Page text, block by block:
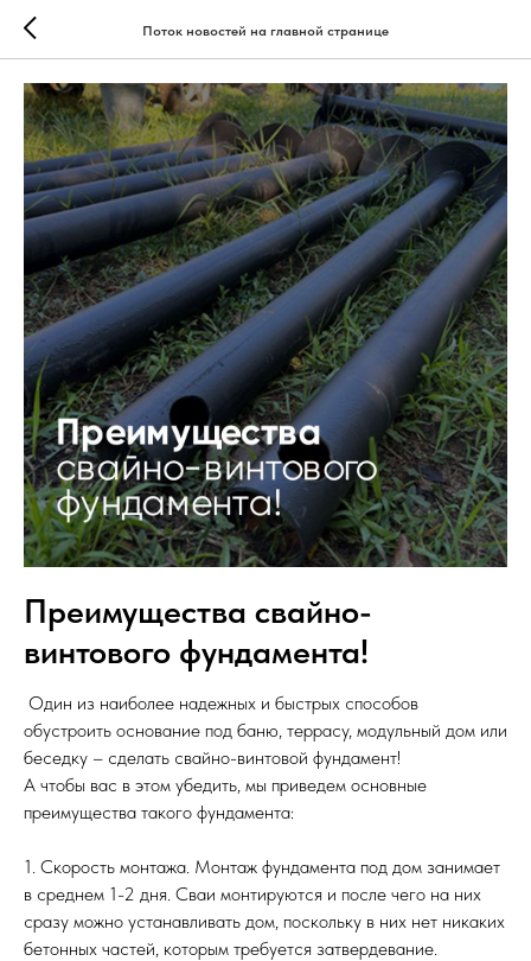
Поток новостей на главной странице
Преимущества свайно-
винтового фундамента!
Один из наиболее надежных и быстрых способов
обустроить основание под баню, террасу, модульный дом или
беседку – сделать свайно-винтовой фундамент!
А чтобы вас в этом убедить, мы приведем основные
преимущества такого фундамента:
1. Скорость монтажа. Монтаж фундамента под дом занимает
в среднем 1-2 дня. Сваи монтируются и после чего на них
сразу можно устанавливать дом, поскольку в них нет никаких
бетонных частей, которым требуется затвердевание.